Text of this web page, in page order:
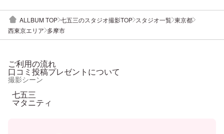
ALLBUM TOP 七五三のスタジオ撮影TOP スタジオ一覧 東京都
西東京エリア 多摩市
ご利用の流れ
口コミ投稿プレゼントについて
撮影シーン
七五三
マタニティ